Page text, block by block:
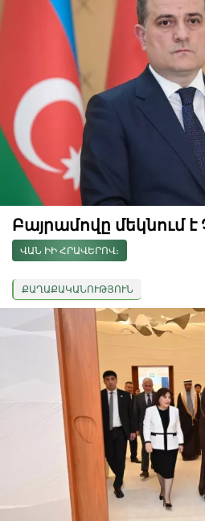
Բայրամովը մեկնում
ՎԱՆ ԻԻ ՀՐԱՎԵՐՈՎ։
ՔԱՂԱՔԱԿԱՆՈՒԹՅՈՒՆ